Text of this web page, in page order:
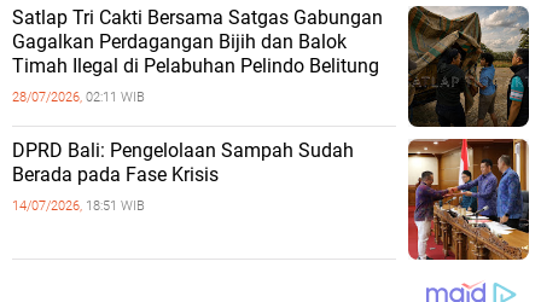
Satlap Tri Cakti Bersama Satgas Gabungan
Gagalkan Perdagangan Bijih dan Balok
Timah Ilegal di Pelabuhan Pelindo Belitung
28/07/2026, 02:11 WIB
DPRD Bali: Pengelolaan Sampah Sudah
Berada pada Fase Krisis
14/07/2026, 18:51 WIB